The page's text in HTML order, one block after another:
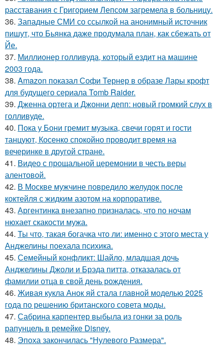
расставания с Григорием Лепсом загремела в больницу.
36. Западные СМИ со ссылкой на анонимный источник
пишут, что Бьянка даже продумала план, как сбежать от
Йе.
37. Миллионер голливуда, который ездит на машине
2003 года.
38. Amazon показал Софи Тернер в образе Лары крофт
для будущего сериала Tomb Raider.
39. Дженна ортега и Джонни депп: новый громкий слух в
голливуде.
40. Пока у Бони гремит музыка, свечи горят и гости
танцуют, Косенко спокойно проводит время на
вечеринке в другой стране.
41. Видео с прощальной церемонии в честь веры
алентовой.
42. В Москве мужчине повредило желудок после
коктейля с жидким азотом на корпоративе.
43. Аргентинка внезапно призналась, что по ночам
нюхает скакости мужа.
44. Ты что, такая богачка что ли: именно с этого места у
Анджелины поехала психика.
45. Семейный конфликт: Шайло, младшая дочь
Анджелины Джоли и Брэда питта, отказалась от
фамилии отца в свой день рождения.
46. Живая кукла Анок яй стала главной моделью 2025
года по решению британского совета моды.
47. Сабрина карпентер выбыла из гонки за роль
рапунцель в ремейке Disney.
48. Эпоха закончилась "Нулевого Размера".